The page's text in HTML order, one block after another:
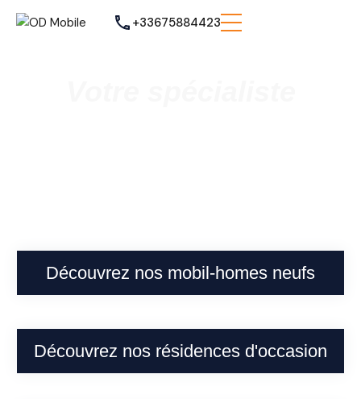
+33675884423
Découvrez nos mobil-homes neufs
Découvrez nos résidences d'occasion